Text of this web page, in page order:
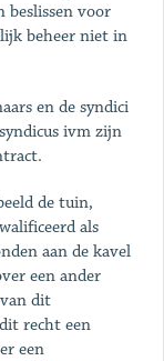
beslissen voor
beheer niet in
en de syndici
ivm zijn
de tuin,
als
aan de kavel
een ander
dit
recht een
een